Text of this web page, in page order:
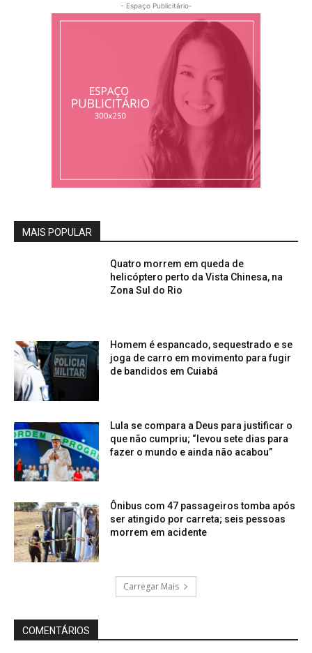
- Espaço Publicitário-
MAIS POPULAR
Quatro morrem em queda de
helicóptero perto da Vista Chinesa, na
Zona Sul do Rio
Homem é espancado, sequestrado e se
joga de carro em movimento para fugir
de bandidos em Cuiabá
Lula se compara a Deus para justificar o
que não cumpriu; “levou sete dias para
fazer o mundo e ainda não acabou”
Ônibus com 47 passageiros tomba após
ser atingido por carreta; seis pessoas
morrem em acidente
Carregar Mais
COMENTÁRIOS